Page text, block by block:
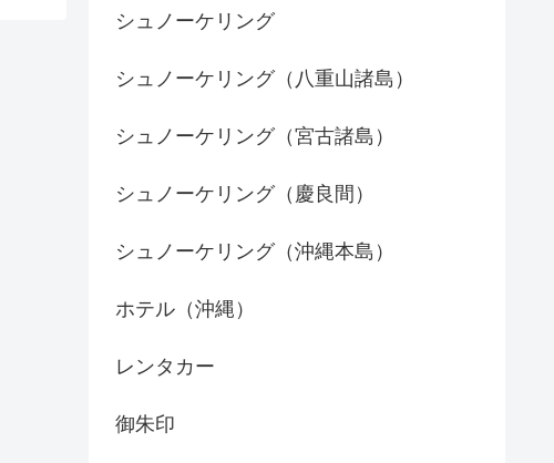
シュノーケリング
シュノーケリング（八重山諸島）
シュノーケリング（宮古諸島）
シュノーケリング（慶良間）
シュノーケリング（沖縄本島）
ホテル（沖縄）
レンタカー
御朱印